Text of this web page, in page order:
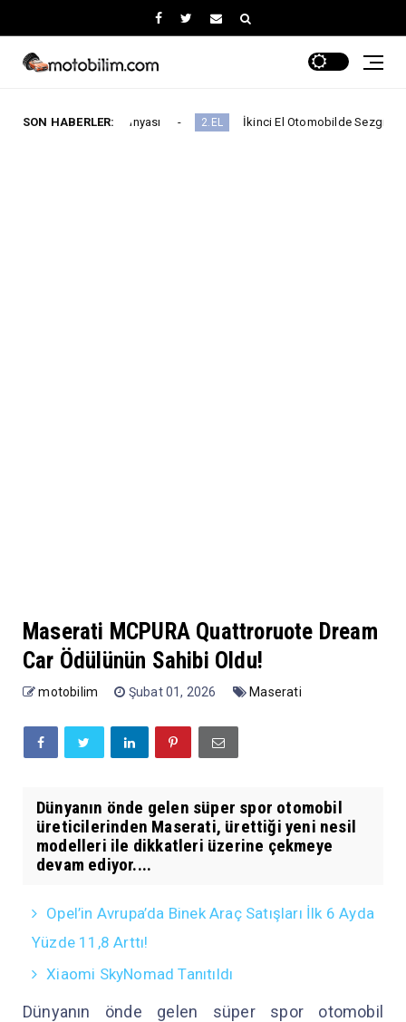
SON HABERLER:
2.EL İkinci El Otomobilde Sezgisel Fiyatlama Tarihe
Maserati MCPURA Quattroruote Dream
Car Ödülünün Sahibi Oldu!
motobilim Şubat 01, 2026 Maserati
Dünyanın önde gelen süper spor otomobil
üreticilerinden Maserati, ürettiği yeni nesil
modelleri ile dikkatleri üzerine çekmeye
devam ediyor....
Opel’in Avrupa’da Binek Araç Satışları İlk 6 Ayda
Yüzde 11,8 Arttı!
Xiaomi SkyNomad Tanıtıldı
Dünyanın önde gelen süper spor otomobil